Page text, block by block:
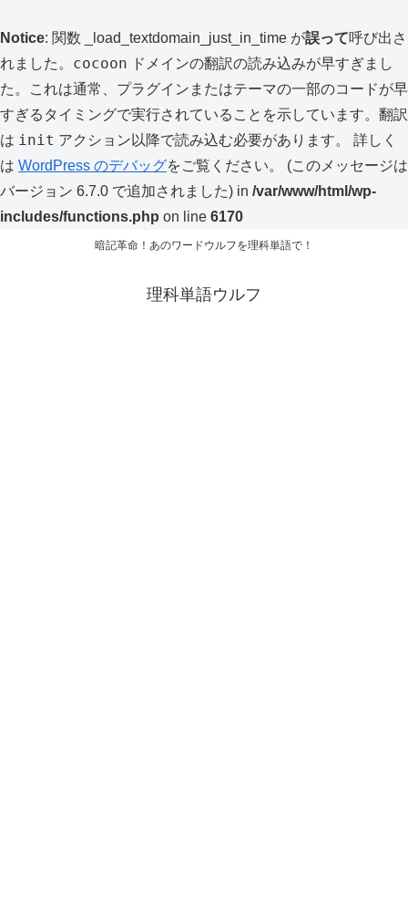
Notice: 関数 _load_textdomain_just_in_time が誤って呼び出さ
れました。 cocoon ドメインの翻訳の読み込みが早すぎまし
た。これは通常、プラグインまたはテーマの一部のコードが早
すぎるタイミングで実行されていることを示しています。翻訳
は init アクション以降で読み込む必要があります。 詳しく
は WordPress のデバッグをご覧ください。 (このメッセージは
バージョン 6.7.0 で追加されました) in /var/www/html/wp-
includes/functions.php on line 6170
暗記革命！あのワードウルフを理科単語で！
理科単語ウルフ